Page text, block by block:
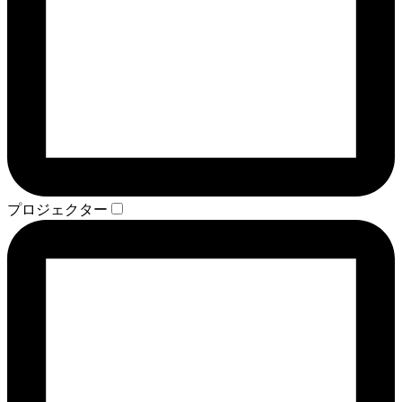
プロジェクター